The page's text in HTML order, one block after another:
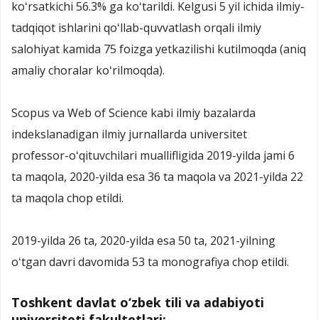
koʻrsatkichi 56.3% ga koʻtarildi. Kelgusi 5 yil ichida ilmiy-
tadqiqot ishlarini qoʻllab-quvvatlash orqali ilmiy
salohiyat kamida 75 foizga yetkazilishi kutilmoqda (aniq
amaliy choralar koʻrilmoqda).
Scopus va Web of Science kabi ilmiy bazalarda
indekslanadigan ilmiy jurnallarda universitet
professor-oʻqituvchilari muallifligida 2019-yilda jami 6
ta maqola, 2020-yilda esa 36 ta maqola va 2021-yilda 22
ta maqola chop etildi.
2019-yilda 26 ta, 2020-yilda esa 50 ta, 2021-yilning
oʻtgan davri davomida 53 ta monografiya chop etildi.
Toshkent davlat o‘zbek tili va adabiyoti